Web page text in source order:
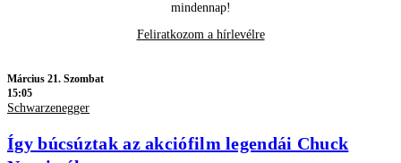
mindennap!
Feliratkozom a hírlevélre
Március 21. Szombat
15:05
Schwarzenegger
Így búcsúztak az akciófilm legendái Chuck